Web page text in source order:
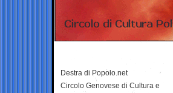
Destra di Popolo.net
Circolo Genovese di Cultura e